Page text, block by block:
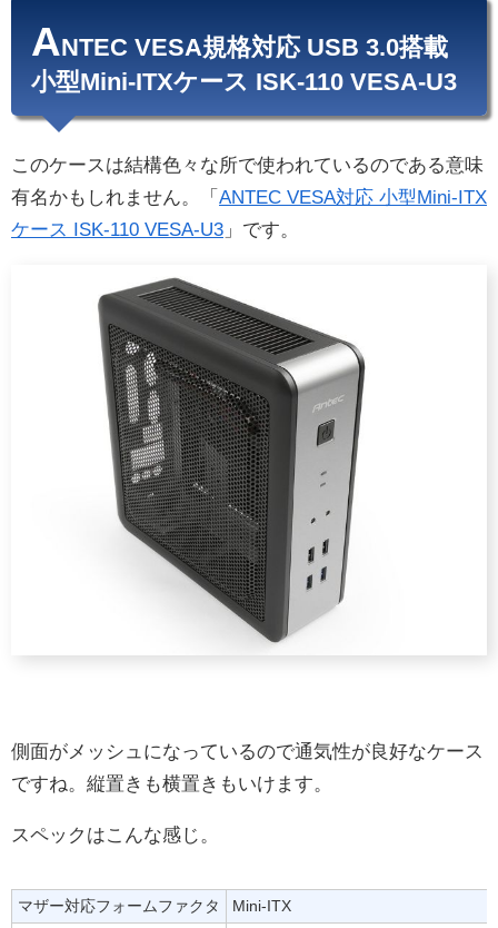
ANTEC VESA規格対応 USB 3.0搭載
小型Mini-ITXケース ISK-110 VESA-U3
このケースは結構色々な所で使われているのである意味
有名かもしれません。「 ANTEC VESA対応 小型Mini-ITX
ケース ISK-110 VESA-U3 」です。
側面がメッシュになっているので通気性が良好なケース
ですね。縦置きも横置きもいけます。
スペックはこんな感じ。
マザー対応フォームファクタ
Mini-ITX